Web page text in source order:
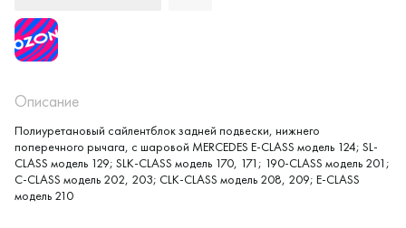
Да, верно Нет, выбрать другой
Описание
Полиуретановый сайлентблок задней подвески, нижнего
поперечного рычага, с шаровой MERCEDES E-CLASS модель 124; SL-
CLASS модель 129; SLK-CLASS модель 170, 171; 190-CLASS модель 201;
C-CLASS модель 202, 203; CLK-CLASS модель 208, 209; E-CLASS
модель 210